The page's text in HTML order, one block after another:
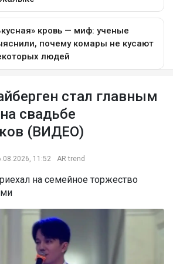
стал главным
свадьбе
(ВИДЕО)
11:52 AR trend
на семейное торжество